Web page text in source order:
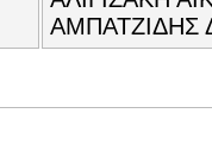
ΑΜΠΑΤΖΙΔΗΣ